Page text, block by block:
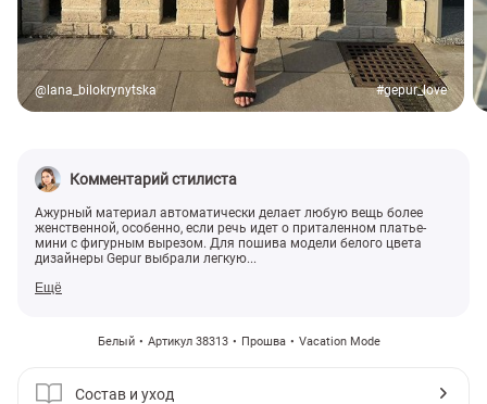
@lana_bilokrynytska #gepur_love
Комментарий стилиста
Ажурный материал автоматически делает любую вещь более
женственной, особенно, если речь идет о приталенном платье-
мини с фигурным вырезом. Для пошива модели белого цвета
дизайнеры Gepur выбрали легкую...
Ещё
Белый Артикул 38313 Прошва Vacation Mode
Состав и уход